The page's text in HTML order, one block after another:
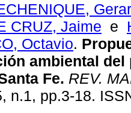
CRUZ, Jaime e
Octavio.
ambiental
Fe. REV.
n.1, pp.3-18.